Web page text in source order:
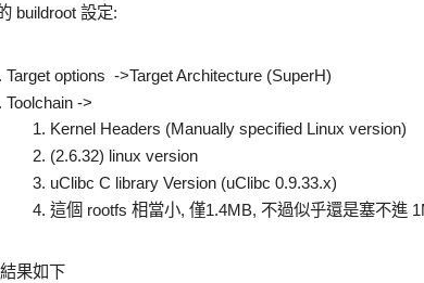
buildroot 設定:
Target options ->Target Architecture (SuperH)
Toolchain ->
Kernel Headers (Manually specified Linux version)
(2.6.32) linux version
uClibc C library Version (uClibc 0.9.33.x)
這個 rootfs 相當小, 僅1.4MB, 不過似乎還是塞不進
果如下